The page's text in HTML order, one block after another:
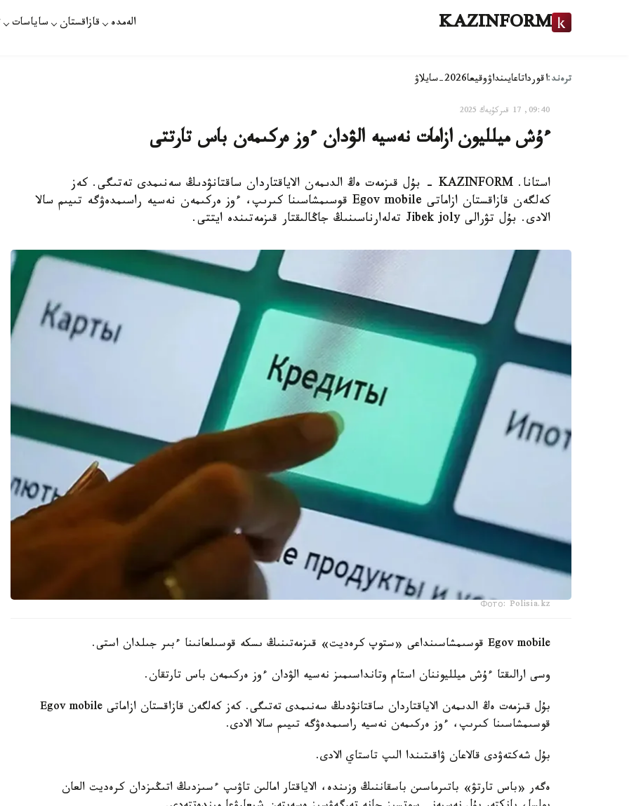
KAZINFORM الەمدە قازاقستان ساياسات
ترەند:اقورداتاعايىنداۋوقيعا2026-سايلاۋ
09:40, 17 قىركۇيەك 2025
ءۇش ميلليون ازامات نەسيە الۋدان ءوز ەركىمەن باس تارتتى
استانا. KAZINFORM - بۇل قىزمەت ەڭ الدىمەن الاياقتاردان ساقتانۋدىڭ سەنىمدى تەتىگى. كەز
كەلگەن قازاقستان ازاماتى Egov mobile قوسىمشاسىنا كىرىپ، ءوز ەركىمەن نەسيە راسىمدەۋگە تىيىم سالا
الادى. بۇل تۋرالى Jibek joly تەلەارناسىنىڭ جاڭالىقتار قىزمەتىندە ايتتى.
Фото: Polisia.kz
Egov mobile قوسىمشاسىنداعى «ستوپ كرەديت» قىزمەتىنىڭ ىسكە قوسىلعانىنا ءبىر جىلدان استى.
وسى ارالىقتا ءۇش ميلليوننان استام وتانداسىمىز نەسيە الۋدان ءوز ەركىمەن باس تارتقان.
بۇل قىزمەت ەڭ الدىمەن الاياقتاردان ساقتانۋدىڭ سەنىمدى تەتىگى. كەز كەلگەن قازاقستان ازاماتى Egov mobile
قوسىمشاسىنا كىرىپ، ءوز ەركىمەن نەسيە راسىمدەۋگە تىيىم سالا الادى.
بۇل شەكتەۋدى قالاعان ۋاقىتىندا الىپ تاستاي الادى.
ەگەر «باس تارتۋ» باتىرماسىن باسقاننىڭ وزىندە، الاياقتار امالىن تاۋىپ ءسىزدىڭ اتىڭىزدان كرەديت العان